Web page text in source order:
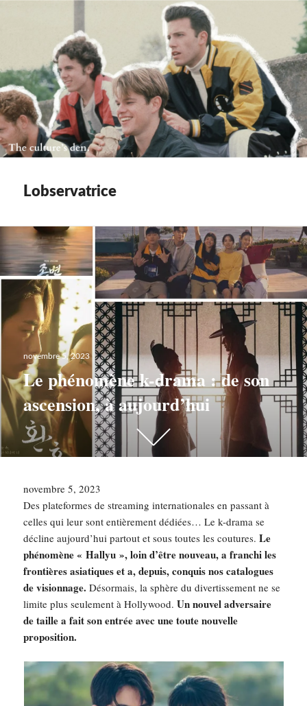
Lobservatrice
Publié
le
novembre 5, 2023
Le phénomène k-drama : de son
ascension, à aujourd’hui
Scroll
down
more
content
novembre 5, 2023
Des plateformes de streaming internationales en passant à
celles qui leur sont entièrement dédiées… Le k-drama se
décline aujourd’hui partout et sous toutes les coutures.Le
phénomène « Hallyu », loin d’être nouveau, a franchi les
frontières asiatiques et a, depuis, conquis nos catalogues
de visionnage.Désormais, la sphère du divertissement ne se
limite plus seulement à Hollywood.Un nouvel adversaire
de taille a fait son entrée avec une toute nouvelle
proposition.